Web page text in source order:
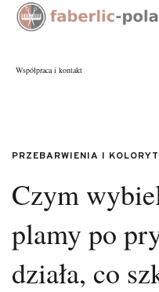
Współpraca i kontakt
PRZEBARWIENIA I
Czym
plamy po
działa, co